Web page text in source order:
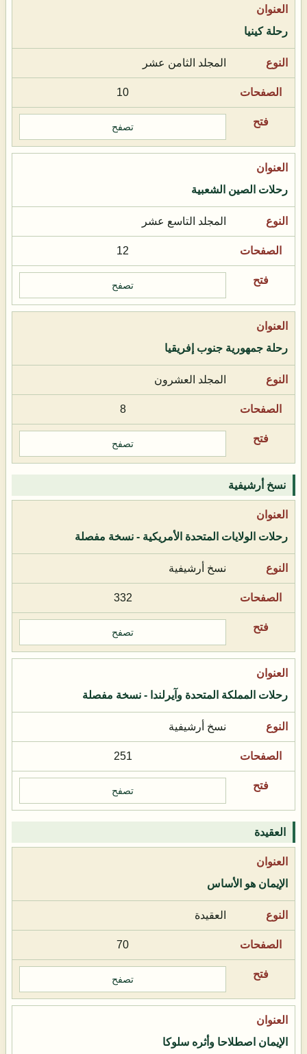
رحلة كينيا
المجلد الثامن عشر
10
تصفح
رحلات الصين الشعبية
المجلد التاسع عشر
12
تصفح
رحلة جمهورية جنوب إفريقيا
المجلد العشرون
8
تصفح
نسخ أرشيفية
رحلات الولايات المتحدة الأمريكية - نسخة مفصلة
نسخ أرشيفية
332
تصفح
رحلات المملكة المتحدة وآيرلندا - نسخة مفصلة
نسخ أرشيفية
251
تصفح
العقيدة
الإيمان هو الأساس
العقيدة
70
تصفح
الإيمان اصطلاحا وأثره سلوكا